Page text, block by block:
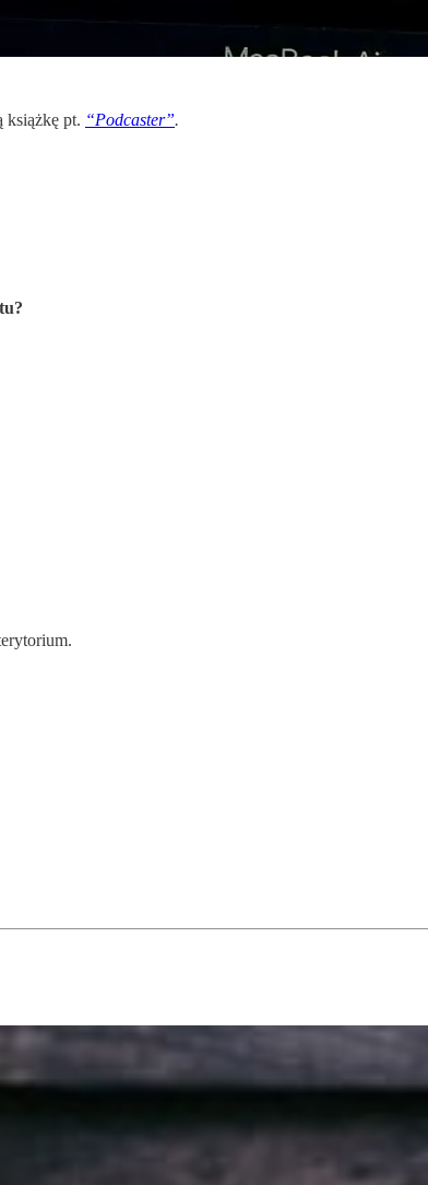
książkę pt. “Podcaster”.